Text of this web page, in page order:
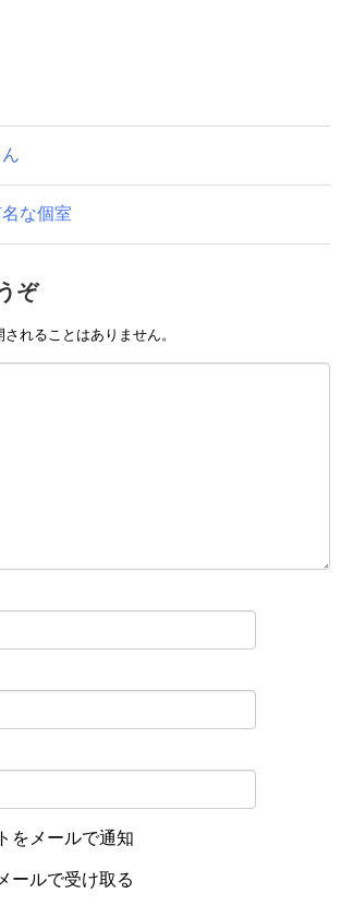
な個室
ぞ
れることはありません。
をメールで通知
ールで受け取る